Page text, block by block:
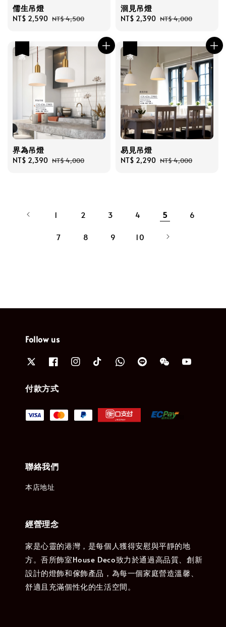
儒生吊燈
Sale
NT$ 2,590 Regular
NT$ 4,500
洄見吊燈
Sale
NT$ 2,390 Regular
NT$ 4,000
界為吊燈
Sale
NT$ 2,390 Regular
NT$ 4,000
易見吊燈
Sale
NT$ 2,290 Regular
NT$ 4,000
1 2 3 4 5 6
7 8 9 10
Follow us
付款方式
聯絡我們
本店地址
經營理念
家是心靈的港灣，是每個人獲得安慰與平靜的地
方。吾所飾室House Deco致力於通過高品質、創新
設計的燈飾和傢飾產品，為每一個家庭營造溫馨、
舒適且充滿個性化的生活空間。